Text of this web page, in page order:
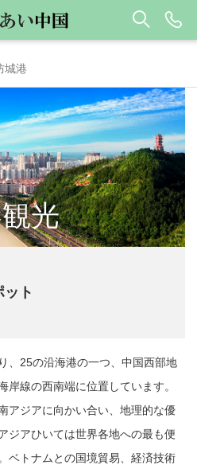
城港
光
ット
、25の沿海港の一つ、中国西部地
岸線の西南端に位置しています。
アジアに向かい合い、地理的な優
ジアひいては世界各地への最も便
ベトナムとの国境貿易、経済技術